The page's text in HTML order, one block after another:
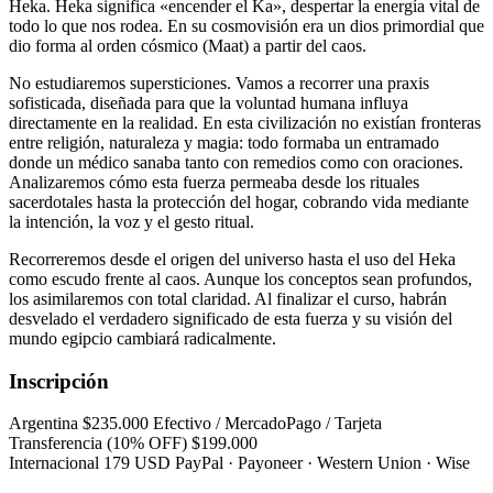
Heka. Heka significa «encender el Ka», despertar la energía vital de
todo lo que nos rodea. En su cosmovisión era un dios primordial que
dio forma al orden cósmico (Maat) a partir del caos.
No estudiaremos supersticiones. Vamos a recorrer una praxis
sofisticada, diseñada para que la voluntad humana influya
directamente en la realidad. En esta civilización no existían fronteras
entre religión, naturaleza y magia: todo formaba un entramado
donde un médico sanaba tanto con remedios como con oraciones.
Analizaremos cómo esta fuerza permeaba desde los rituales
sacerdotales hasta la protección del hogar, cobrando vida mediante
la intención, la voz y el gesto ritual.
Recorreremos desde el origen del universo hasta el uso del Heka
como escudo frente al caos. Aunque los conceptos sean profundos,
los asimilaremos con total claridad. Al finalizar el curso, habrán
desvelado el verdadero significado de esta fuerza y su visión del
mundo egipcio cambiará radicalmente.
Inscripción
Argentina $235.000 Efectivo / MercadoPago / Tarjeta
Transferencia (10% OFF) $199.000
Internacional 179 USD PayPal · Payoneer · Western Union · Wise